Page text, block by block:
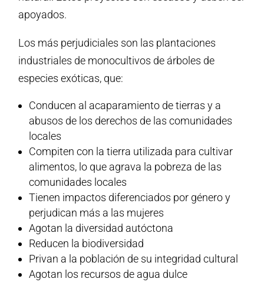
apoyados.
Los más perjudiciales son las plantaciones
industriales de monocultivos de árboles de
especies exóticas, que:
Conducen al acaparamiento de tierras y a
abusos de los derechos de las comunidades
locales
Compiten con la tierra utilizada para cultivar
alimentos, lo que agrava la pobreza de las
comunidades locales
Tienen impactos diferenciados por género y
perjudican más a las mujeres
Agotan la diversidad autóctona
Reducen la biodiversidad
Privan a la población de su integridad cultural
Agotan los recursos de agua dulce